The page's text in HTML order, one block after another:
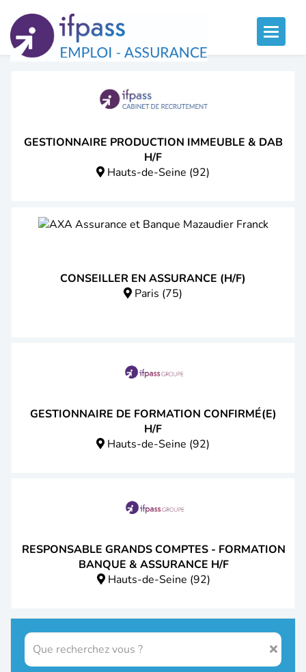
Toggle
GESTIONNAIRE PRODUCTION IMMEUBLE & DAB
H/F
Hauts-de-Seine (92)
CONSEILLER EN ASSURANCE (H/F)
Paris (75)
GESTIONNAIRE DE FORMATION CONFIRMÉ(E)
H/F
Hauts-de-Seine (92)
RESPONSABLE GRANDS COMPTES - FORMATION
BANQUE & ASSURANCE H/F
Hauts-de-Seine (92)